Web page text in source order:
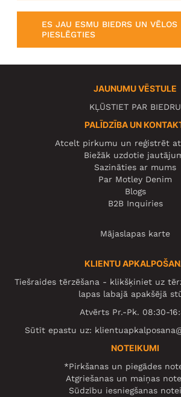
ES JAU ESMU BIEDRS UN VĒLOS
PIESLĒGTIES
JAUNUMU VĒSTULE
KĻŪSTIET PAR BIEDRU
PALĪDZĪBA UN
Atcelt pirkumu un reģistrēt
Biežāk uzdotie
Sazināties ar mums
Par Motley Denim
Blogs
B2B Inquiries
Mājaslapas karte
KLIENTU
Tiešraides tērzēšana - klikšķiniet uz
lapas labajā apakšējā
Atvērts Pr.-Pk. 08:30-
Sūtīt epastu uz:
NOTEIKUMI
*Pirkšanas un piegādes
Atgriešanas un maiņas
Sūdzību iesniegšanas